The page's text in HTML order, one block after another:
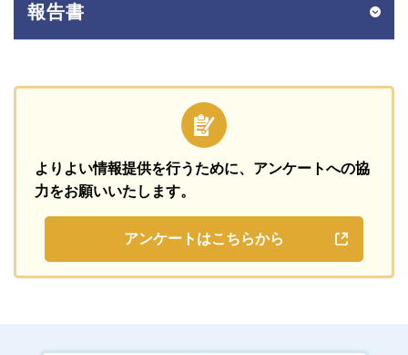
報告書
よりよい情報提供を行うために、 アンケートへの協
力をお願いいたします。
アンケートはこちらから